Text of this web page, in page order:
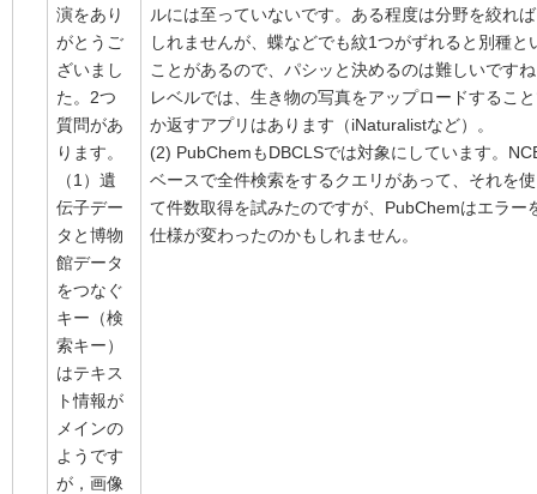
演をあり
がとうご
ざいまし
た。2つ
質問があ
ります。
（1）遺
伝子デー
タと博物
館データ
をつなぐ
キー（検
索キー）
はテキス
ト情報が
メインの
ようです
が，画像
ルには至っていないです。ある程度は分野を絞れ
しれませんが、蝶などでも紋1つがずれると別種と
ことがあるので、パシッと決めるのは難しいです
レベルでは、生き物の写真をアップロードするこ
か返すアプリはあります（iNaturalistなど）。
(2) PubChemもDBCLSでは対象にしています。
ベースで全件検索をするクエリがあって、それを
て件数取得を試みたのですが、PubChemはエラー
仕様が変わったのかもしれません。